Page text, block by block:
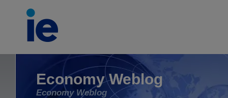
Economy Weblog
Economy Weblog